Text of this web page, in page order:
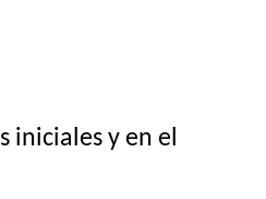
iniciales y en el